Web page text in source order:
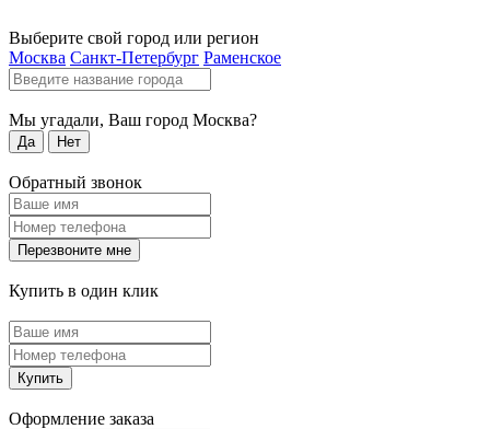
Выберите свой город или регион
Москва Санкт-Петербург Раменское
Мы угадали, Ваш город Москва?
Да Нет
Обратный звонок
Перезвоните мне
Купить в один клик
Купить
Оформление заказа